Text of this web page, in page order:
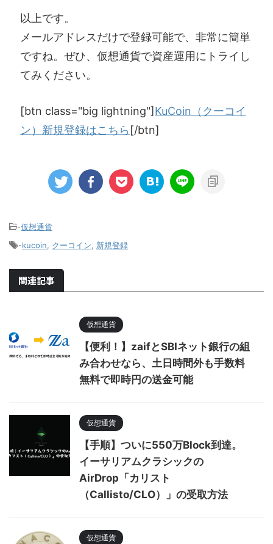
以上です。
メールアドレスだけで登録可能で、非常に簡単
ですね。ぜひ、仮想通貨で資産運用にトライし
てみください。
[btn class="big lightning"] KuCoin（クーコイ
ン）新規登録はこちら [/btn]
-仮想通貨
-kucoin クーコイン 新規登録
関連記事
仮想通貨
【便利！】zaifとSBIネット銀行の組
み合わせなら、土日時間外も手数料
無料で即時円の送金可能
仮想通貨
【手順】ついに550万Block到達。
イーサリアムクラシックの
AirDrop「カリスト
（Callisto/CLO）」の受取方法
仮想通貨